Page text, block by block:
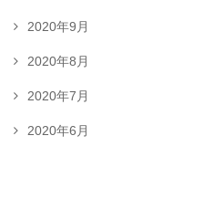
2020年9月
2020年8月
2020年7月
2020年6月